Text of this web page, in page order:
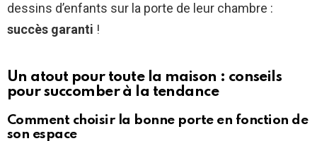
dessins d’enfants sur la porte de leur chambre :
succès garanti !
Un atout pour toute la maison : conseils
pour succomber à la tendance
Comment choisir la bonne porte en fonction de
son espace